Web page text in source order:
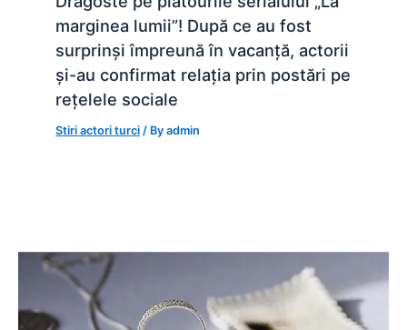
marginea lumii”! După ce au fost
surprinși împreună în vacanță, actorii
și-au confirmat relația prin postări pe
rețelele sociale
Stiri actori turci / Byadmin